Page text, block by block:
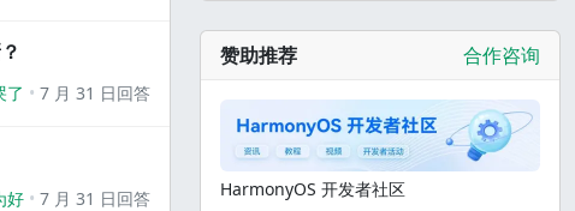
了 7 月 31 日回答
好 7 月 31 日回答
赞助推荐 合作咨询
HarmonyOS 开发者社区